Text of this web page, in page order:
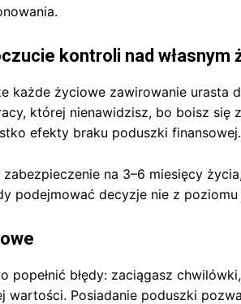
kontroli nad własnym
każde życiowe zawirowanie urasta
której nienawidzisz, bo boisz się
efekty braku poduszki finansowej.
na 3–6 miesięcy
podejmować decyzje nie z
popełnić błędy: zaciągasz
wartości. Posiadanie poduszki